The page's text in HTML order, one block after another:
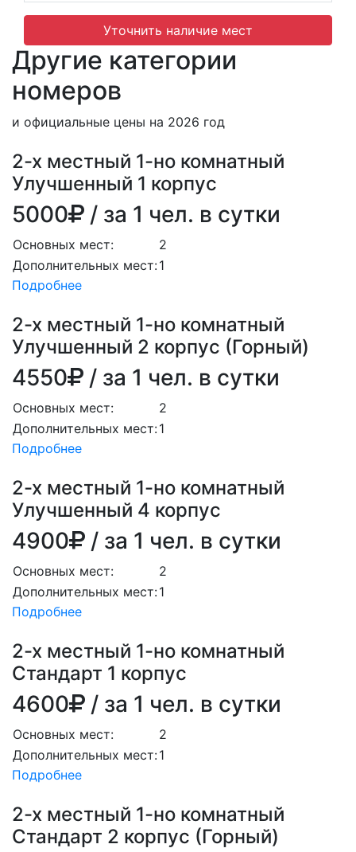
Уточнить наличие мест
Другие категории
номеров
и официальные цены на 2026 год
2-х местный 1-но комнатный
Улучшенный 1 корпус
5000 / за 1 чел. в сутки
Основных мест:
2
Дополнительных мест:1
Подробнее
2-х местный 1-но комнатный
Улучшенный 2 корпус (Горный)
4550 / за 1 чел. в сутки
Основных мест:
2
Дополнительных мест:1
Подробнее
2-х местный 1-но комнатный
Улучшенный 4 корпус
4900 / за 1 чел. в сутки
Основных мест:
2
Дополнительных мест:1
Подробнее
2-х местный 1-но комнатный
Стандарт 1 корпус
4600 / за 1 чел. в сутки
Основных мест:
2
Дополнительных мест:1
Подробнее
2-х местный 1-но комнатный
Стандарт 2 корпус (Горный)